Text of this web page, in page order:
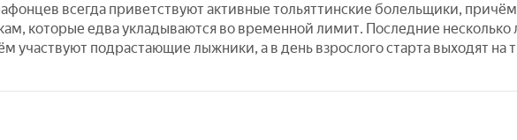
всегда приветствуют активные тольяттинские болельщики,
которые едва укладываются во временной лимит. Последние несколько
участвуют подрастающие лыжники, а в день взрослого старта выходят на